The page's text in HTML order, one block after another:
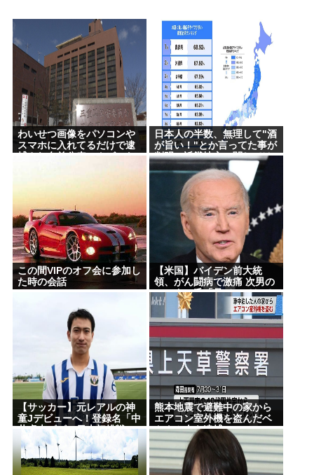
わいせつ画像をパソコンや
スマホに入れてるだけで逮
捕され名前公表、クビにな
日本人の半数、無理して"酒
が旨い！"とか言ってた事が
判明。近畿地方に関しては6
割が下戸
この間VIPのオフ会に参加し
た時の会話
【米国】バイデン前大統
領、がん闘病で激痛 次男の
ハンター氏「見ていてとて
もつらい」
【サッカー】元レアルの神
童Jデビューへ！登録名「中
井卓大ピピ」日本初挑戦の
22歳今治MFが開幕戦に先発
熊本地震で避難中の家から
エアコン室外機を盗んだベ
トナム人を逮捕